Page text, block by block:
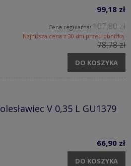
99,18 zł
Cena regularna: 107,80 zł
Najniższa cena z 30 dni przed obniżką:
78,78 zł
DO KOSZYKA
V 0,35 L GU1379
66,90 zł
DO KOSZYKA